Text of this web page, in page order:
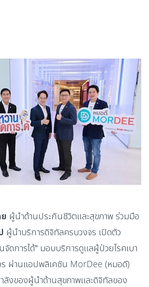
ย ผู้นำด้านประกันชีวิตและสุขภาพ ร่วมมือ
ผู้นำบริการดิจิทัลครบวงจร เปิดตัว
นจัดการได้” มอบบริการดูแลผู้ป่วยโรคเบา
ร ผ่านแอปพลิเคชัน MorDee (หมอดี)
งของผู้นำด้านสุขภาพและดิจิทัลของ